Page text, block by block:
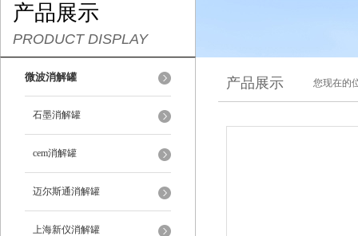
产品展示
PRODUCT DISPLAY
微波消解罐
石墨消解罐
cem消解罐
迈尔斯通消解罐
上海新仪消解罐
产品展示 您现在的